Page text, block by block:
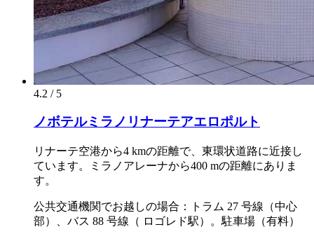
4.2 / 5
ノボテルミラノリナーテアエロポルト
リナーテ空港から4 kmの距離で、東環状道路に近接し
ています。ミラノアレーナから400 mの距離にありま
す。
公共交通機関でお越しの場合：トラム 27 号線（中心
部）、バス 88 号線（ ロゴレド駅）。駐車場（有料）